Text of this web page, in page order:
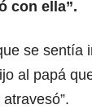
con ella”.
se
al papá